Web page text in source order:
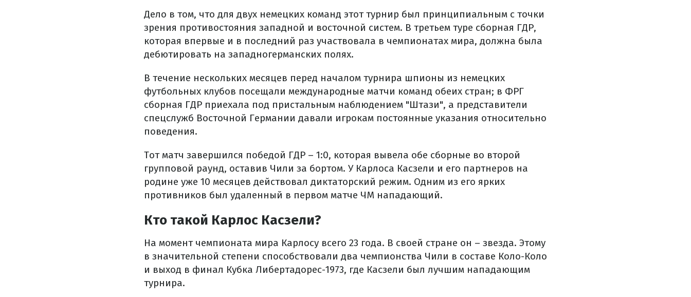
Дело в том, что для двух немецких команд этот турнир был принципиальным с точки
зрения противостояния западной и восточной систем. В третьем туре сборная ГДР,
которая впервые и в последний раз участвовала в чемпионатах мира, должна была
дебютировать на западногерманских полях.
В течение нескольких месяцев перед началом турнира шпионы из немецких
футбольных клубов посещали международные матчи команд обеих стран; в ФРГ
сборная ГДР приехала под пристальным наблюдением "Штази", а представители
спецслужб Восточной Германии давали игрокам постоянные указания относительно
поведения.
Тот матч завершился победой ГДР – 1:0, которая вывела обе сборные во второй
групповой раунд, оставив Чили за бортом. У Карлоса Касзели и его партнеров на
родине уже 10 месяцев действовал диктаторский режим. Одним из его ярких
противников был удаленный в первом матче ЧМ нападающий.
Кто такой Карлос Касзели?
На момент чемпионата мира Карлосу всего 23 года. В своей стране он – звезда. Этому
в значительной степени способствовали два чемпионства Чили в составе Коло-Коло
и выход в финал Кубка Либертадорес-1973, где Касзели был лучшим нападающим
турнира.